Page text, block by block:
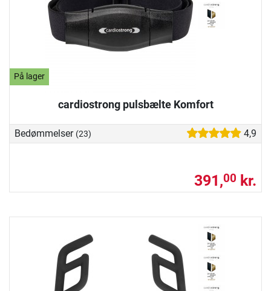
På lager
cardiostrong pulsbælte Komfort
Bedømmelser (23) 4,9
391,00 kr.